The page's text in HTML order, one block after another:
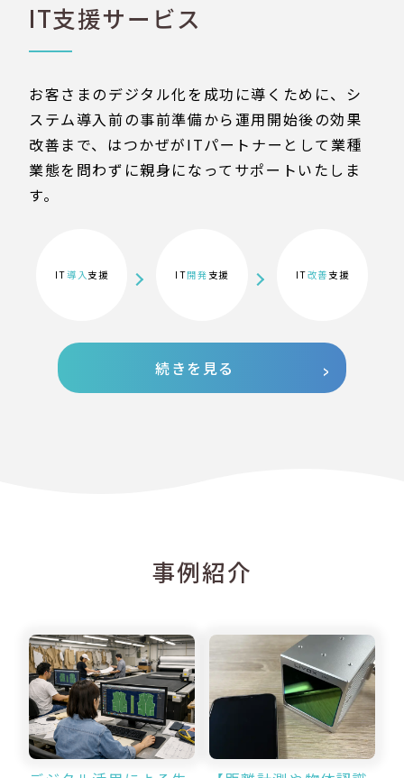
IT支援サービス
お客さまのデジタル化を成功に導くために、シ
ステム導入前の事前準備から運用開始後の効果
改善まで、はつかぜがITパートナーとして業種
業態を問わずに親身になってサポートいたしま
す。
IT導入 支援 IT開発 支援 IT改善 支援
続きを見る
事例紹介